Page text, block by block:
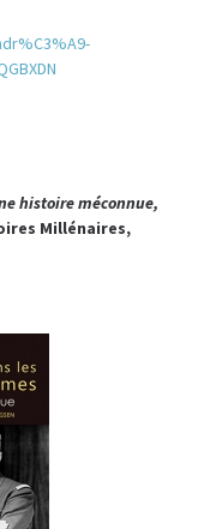
histoire méconnue,
Millénaires,